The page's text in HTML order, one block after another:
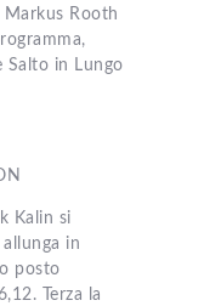
Rooth
Salto in Lungo
Kalin si
in
posto
Terza la